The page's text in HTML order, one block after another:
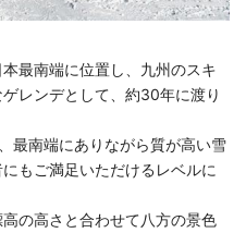
最南端に位置し、九州のスキ
レンデとして、約30年に渡り
最南端にありながら質が高い雪
もご満足いただけるレベルに
の高さと合わせて八方の景色